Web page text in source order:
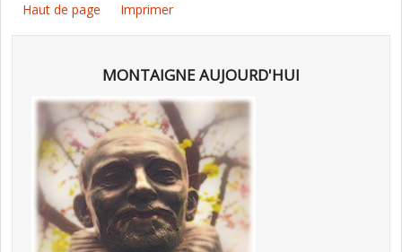
Haut de page Imprimer
MONTAIGNE AUJOURD'HUI